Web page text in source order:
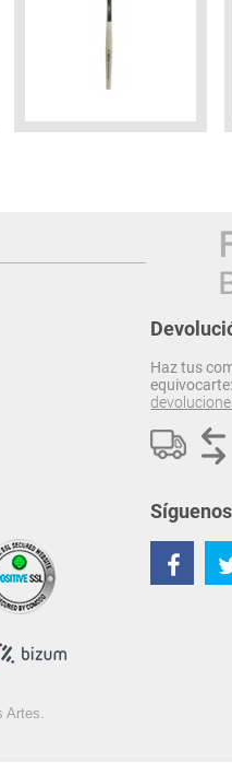
Haz tus
Síguenos
Artes.